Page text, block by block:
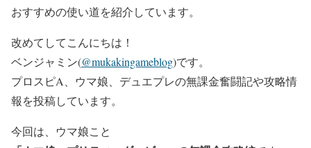
おすすめの使い道を紹介しています。
改めてしてこんにちは！
ベンジャミン(@mukakingameblog)です。
プロスピA、ウマ娘、デュエプレの無課金奮闘記や攻略情
報を投稿しています。
今回は、ウマ娘こと